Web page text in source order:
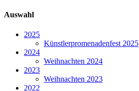
Auswahl
2025
Künstlerpromenadenfest 2025
2024
Weihnachten 2024
2023
Weihnachten 2023
2022